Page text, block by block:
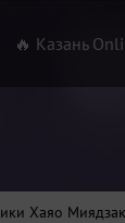
🔥 Казань
Хаяо